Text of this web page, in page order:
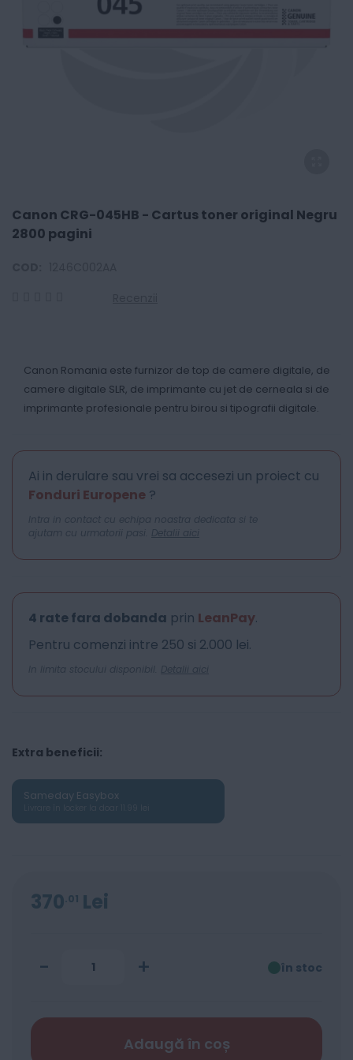
Canon CRG-045HB - Cartus toner original Negru
2800 pagini
Canon Romania este furnizor de top de camere digitale, de
camere digitale SLR, de imprimante cu jet de cerneala si de
imprimante profesionale pentru birou si tipografii digitale.
Ai in derulare sau vrei sa accesezi un proiect cu
Fonduri Europene ?
Intra in contact cu echipa noastra dedicata si te
ajutam cu urmatorii pasi. Detalii aici
4 rate fara dobanda prin LeanPay.
Pentru comenzi intre 250 si 2.000 lei.
In limita stocului disponibil. Detalii aici
Extra beneficii:
Sameday Easybox
370 01 Lei
- + în stoc
Adaugă în coș